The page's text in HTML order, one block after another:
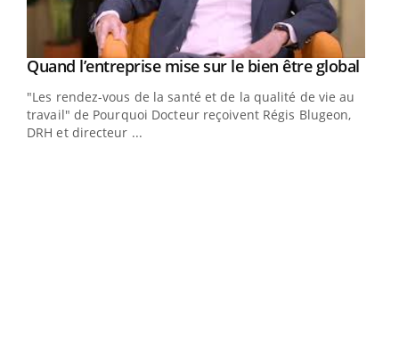
Youtube
Quand l’entreprise mise sur le bien être global
"Les rendez-vous de la santé et de la qualité de vie au
travail" de Pourquoi Docteur reçoivent Régis Blugeon,
DRH et directeur ...